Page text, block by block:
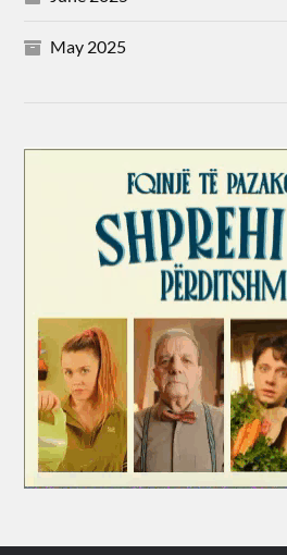
May 2025